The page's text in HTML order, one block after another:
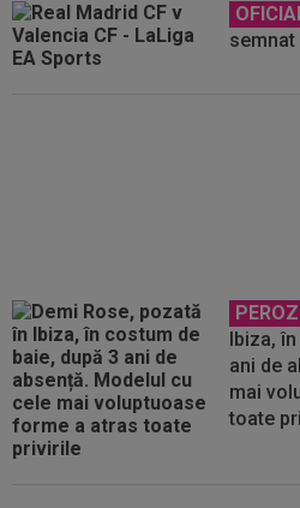
semnat
PEROZ
Ibiza,
ani de
mai
toate